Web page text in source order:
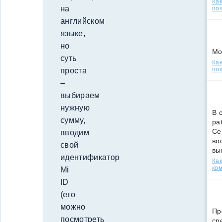
на
английском
языке,
но
суть
проста
–
выбираем
нужную
сумму,
вводим
свой
идентификатор
Mi
ID
(его
можно
посмотреть
В